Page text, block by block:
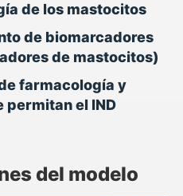
de los mastocitos
de biomarcadores
de mastocitos)
farmacología y
el IND
del modelo